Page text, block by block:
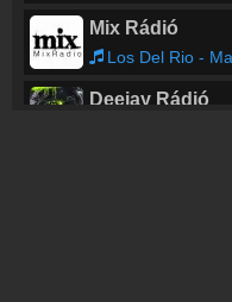
Mix Rádió
Los Del Rio -
Deejay Rádió